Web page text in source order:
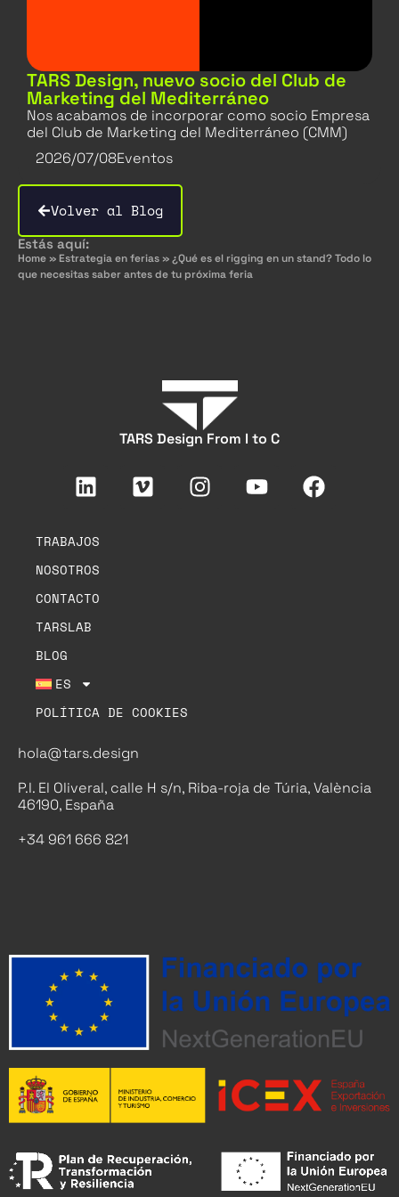
TARS Design, nuevo socio del Club de
Marketing del Mediterráneo
Nos acabamos de incorporar como socio Empresa
del Club de Marketing del Mediterráneo (CMM)
2026/07/08Eventos
Volver al Blog
Estás aquí:
Home » Estrategia en ferias » ¿Qué es el rigging en un stand? Todo lo
que necesitas saber antes de tu próxima feria
TARS Design From I to C
TRABAJOS
NOSOTROS
CONTACTO
TARSLAB
BLOG
ES
POLÍTICA DE COOKIES
hola@tars.design
P.I. El Oliveral, calle H s/n, Riba-roja de Túria, València
46190, España
+34 961 666 821